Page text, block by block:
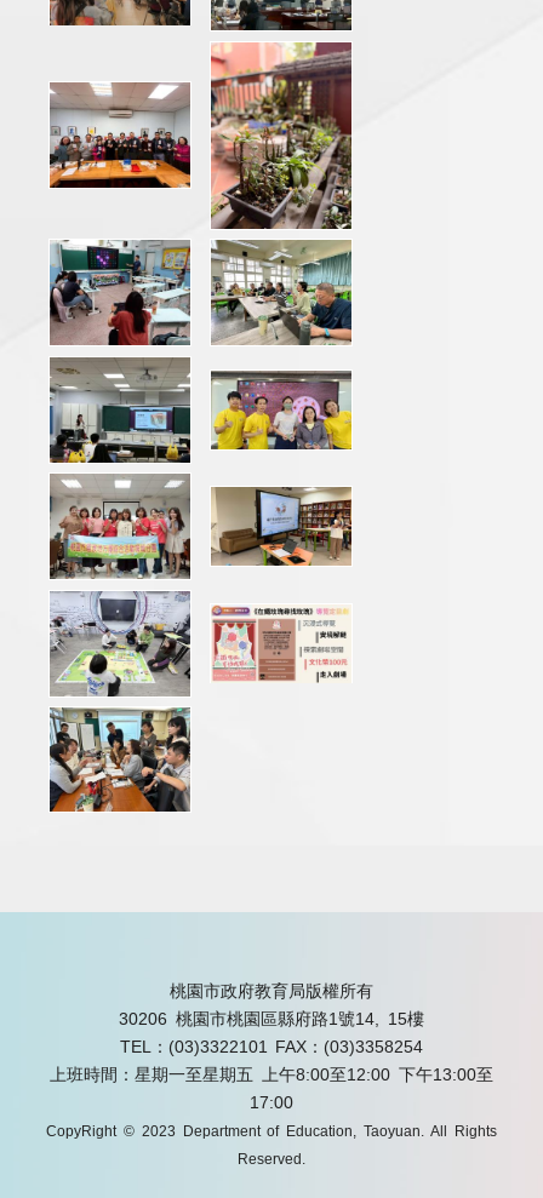
桃園市政府教育局版權所有
30206 桃園市桃園區縣府路1號14, 15樓
TEL：(03)3322101
FAX：(03)3358254
上班時間：星期一至星期五 上午8:00至12:00 下午13:00至
17:00
CopyRight © 2023 Department of Education, Taoyuan. All Rights
Reserved.